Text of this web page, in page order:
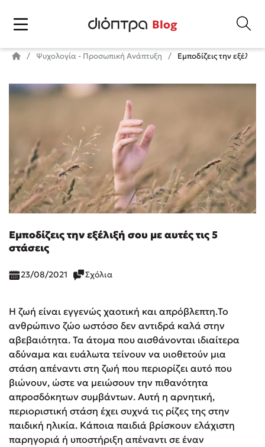
Blog
Ψυχολογία - Προσωπική Ανάπτυξη Εμποδίζεις την εξέλιξή
Εμποδίζεις την εξέλιξή σου με αυτές τις 5
στάσεις
23/08/2021 Σχόλια
Η ζωή είναι εγγενώς χαοτική και απρόβλεπτη.Το
ανθρώπινο ζώο ωστόσο δεν αντιδρά καλά στην
αβεβαιότητα. Τα άτομα που αισθάνονται ιδιαίτερα
αδύναμα και ευάλωτα τείνουν να υιοθετούν μια
στάση απέναντι στη ζωή που περιορίζει αυτό που
βιώνουν, ώστε να μειώσουν την πιθανότητα
απροσδόκητων συμβάντων. Αυτή η αρνητική,
περιοριστική στάση έχει συχνά τις ρίζες της στην
παιδική ηλικία. Κάποια παιδιά βρίσκουν ελάχιστη
παρηγοριά ή υποστήριξη απέναντι σε έναν